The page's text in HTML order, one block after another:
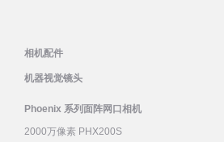
相机配件
机器视觉镜头
Phoenix 系列面阵网口相机
2000万像素 PHX200S